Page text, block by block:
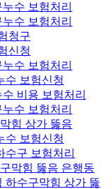
수 보험처리
수 보험처리
청구
신청
수 보험처리
수 보험신청
비용 보험처리
수 보험처리
힘 상가 뚫음
수 보험신청
수구 보험처리
막힘 뚫음 은행동
하수구막힘 상가 뚫